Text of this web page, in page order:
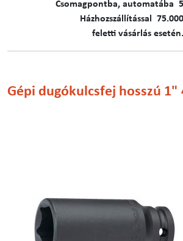
C​​​somagpontba, automatába
Házhozszállítással
feletti vásárlás esetén.
Gépi dugókulcsfej hosszú 1"